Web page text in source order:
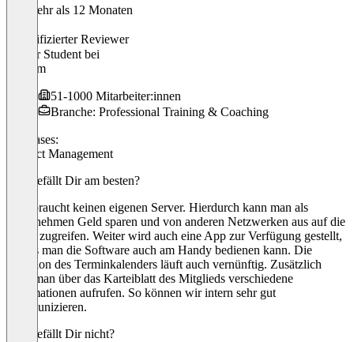
Vor mehr als 12 Monaten
Verifizierter Reviewer
Dualer Student bei
Elbgym
51-1000 Mitarbeiter:innen
Branche: Professional Training & Coaching
Use cases:
Product Management
Was gefällt Dir am besten?
Man braucht keinen eigenen Server. Hierdurch kann man als
Unternehmen Geld sparen und von anderen Netzwerken aus auf die
Daten zugreifen. Weiter wird auch eine App zur Verfügung gestellt,
sodass man die Software auch am Handy bedienen kann. Die
Funktion des Terminkalenders läuft auch vernünftig. Zusätzlich
kann man über das Karteiblatt des Mitglieds verschiedene
Informationen aufrufen. So können wir intern sehr gut
kommunizieren.
Was gefällt Dir nicht?